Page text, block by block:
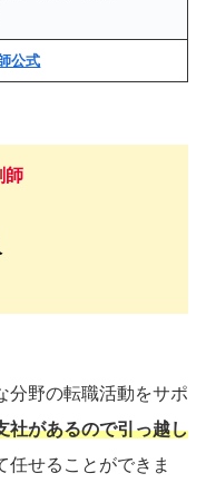
公式
師
分野の転職活動をサポ
社があるので引っ越し
任せることができま